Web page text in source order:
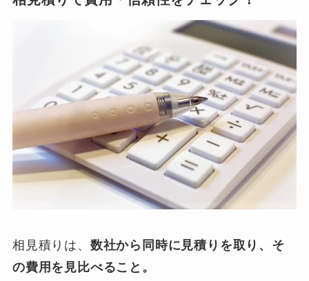
相見積りは、 数社から同時に見積りを取り、そ
の費用を見比べること。